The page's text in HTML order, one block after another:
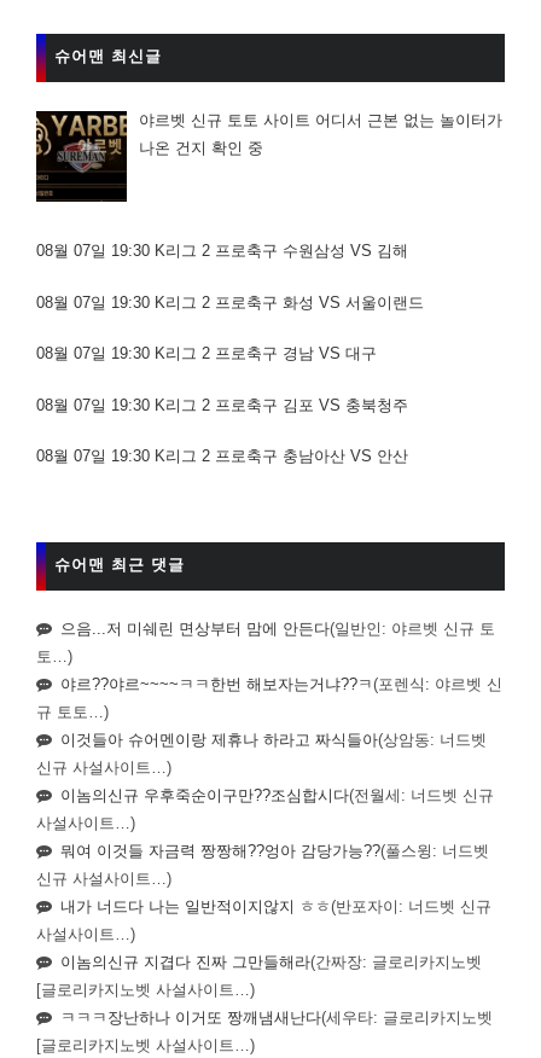
슈어맨 최신글
야르벳 신규 토토 사이트 어디서 근본 없는 놀이터가
나온 건지 확인 중
08월 07일 19:30 K리그 2 프로축구 수원삼성 VS 김해
08월 07일 19:30 K리그 2 프로축구 화성 VS 서울이랜드
08월 07일 19:30 K리그 2 프로축구 경남 VS 대구
08월 07일 19:30 K리그 2 프로축구 김포 VS 충북청주
08월 07일 19:30 K리그 2 프로축구 충남아산 VS 안산
슈어맨 최근 댓글
으음...저 미쉐린 면상부터 맘에 안든다(일반인: 야르벳 신규 토
토…)
야르??야르~~~~ㅋㅋ한번 해보자는거냐??ㅋ(포렌식: 야르벳 신
규 토토…)
이것들아 슈어멘이랑 제휴나 하라고 짜식들아(상암동: 너드벳
신규 사설사이트…)
이놈의신규 우후죽순이구만??조심합시다(전월세: 너드벳 신규
사설사이트…)
뭐여 이것들 자금력 짱짱해??엉아 감당가능??(풀스윙: 너드벳
신규 사설사이트…)
내가 너드다 나는 일반적이지않지 ㅎㅎ(반포자이: 너드벳 신규
사설사이트…)
이놈의신규 지겹다 진짜 그만들해라(간짜장: 글로리카지노벳
[글로리카지노벳 사설사이트…)
ㅋㅋㅋ장난하나 이거또 짱깨냄새난다(세우타: 글로리카지노벳
[글로리카지노벳 사설사이트…)